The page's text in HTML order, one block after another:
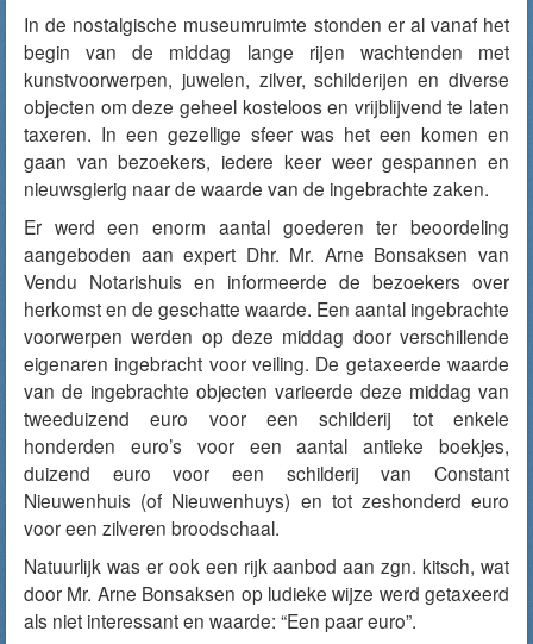
In de nostalgische museumruimte stonden er al vanaf het
begin van de middag lange rijen wachtenden met
kunstvoorwerpen, juwelen, zilver, schilderijen en diverse
objecten om deze geheel kosteloos en vrijblijvend te laten
taxeren. In een gezellige sfeer was het een komen en
gaan van bezoekers, iedere keer weer gespannen en
nieuwsgierig naar de waarde van de ingebrachte zaken.
Er werd een enorm aantal goederen ter beoordeling
aangeboden aan expert Dhr. Mr. Arne Bonsaksen van
Vendu Notarishuis en informeerde de bezoekers over
herkomst en de geschatte waarde. Een aantal ingebrachte
voorwerpen werden op deze middag door verschillende
eigenaren ingebracht voor veiling. De getaxeerde waarde
van de ingebrachte objecten varieerde deze middag van
tweeduizend euro voor een schilderij tot enkele
honderden euro’s voor een aantal antieke boekjes,
duizend euro voor een schilderij van Constant
Nieuwenhuis (of Nieuwenhuys) en tot zeshonderd euro
voor een zilveren broodschaal.
Natuurlijk was er ook een rijk aanbod aan zgn. kitsch, wat
door Mr. Arne Bonsaksen op ludieke wijze werd getaxeerd
als niet interessant en waarde: “Een paar euro”.